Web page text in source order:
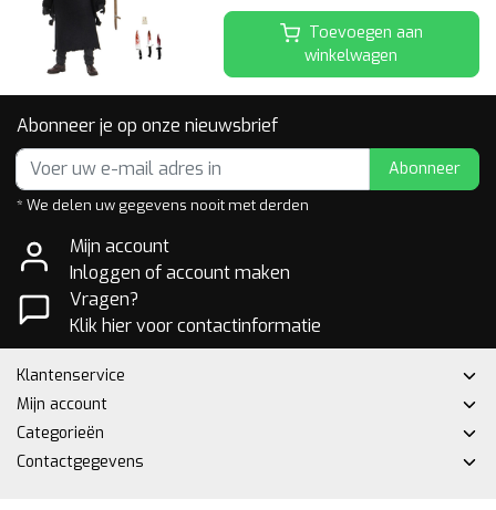
Toevoegen aan
winkelwagen
Abonneer je op onze nieuwsbrief
Abonneer
* We delen uw gegevens nooit met derden
Mijn account
Inloggen of account maken
Vragen?
Klik hier voor contactinformatie
Klantenservice
Mijn account
Categorieën
Contactgegevens